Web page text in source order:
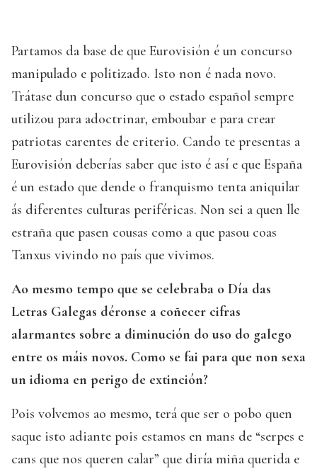
Partamos da base de que Eurovisión é un concurso
manipulado e politizado. Isto non é nada novo.
Trátase dun concurso que o estado español sempre
utilizou para adoctrinar, emboubar e para crear
patriotas carentes de criterio. Cando te presentas a
Eurovisión deberías saber que isto é así e que España
é un estado que dende o franquismo tenta aniquilar
ás diferentes culturas periféricas. Non sei a quen lle
estraña que pasen cousas como a que pasou coas
Tanxus vivindo no país que vivimos.
Ao mesmo tempo que se celebraba o Día das
Letras Galegas déronse a coñecer cifras
alarmantes sobre a diminución do uso do galego
entre os máis novos. Como se fai para que non sexa
un idioma en perigo de extinción?
Pois volvemos ao mesmo, terá que ser o pobo quen
saque isto adiante pois estamos en mans de “serpes e
cans que nos queren calar” que diría miña querida e